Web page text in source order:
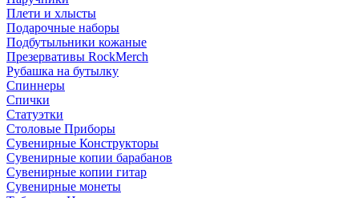
Плети и хлысты
Подарочные наборы
Подбутыльники кожаные
Презервативы RockMerch
Рубашка на бутылку
Спиннеры
Спички
Статуэтки
Столовые Приборы
Сувенирные Конструкторы
Сувенирные копии барабанов
Сувенирные копии гитар
Сувенирные монеты